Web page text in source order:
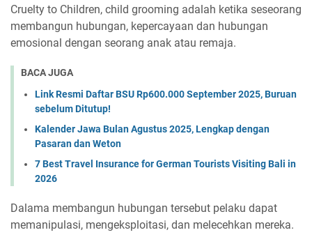
Cruelty to Children, child grooming adalah ketika seseorang
membangun hubungan, kepercayaan dan hubungan
emosional dengan seorang anak atau remaja.
BACA JUGA
Link Resmi Daftar BSU Rp600.000 September 2025, Buruan
sebelum Ditutup!
Kalender Jawa Bulan Agustus 2025, Lengkap dengan
Pasaran dan Weton
7 Best Travel Insurance for German Tourists Visiting Bali in
2026
Dalama membangun hubungan tersebut pelaku dapat
memanipulasi, mengeksploitasi, dan melecehkan mereka.